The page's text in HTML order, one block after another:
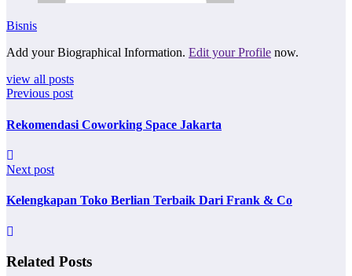
Bisnis
Add your Biographical Information. Edit your Profile now.
view all posts
Previous post
Rekomendasi Coworking Space Jakarta
Next post
Kelengkapan Toko Berlian Terbaik Dari Frank & Co
Related Posts